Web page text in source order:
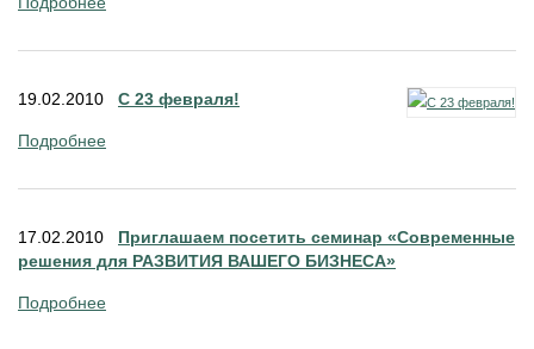
19.02.2010 С 23 февраля!
Подробнее
17.02.2010 Приглашаем посетить семинар «Современные
решения для РАЗВИТИЯ ВАШЕГО БИЗНЕСА»
Подробнее